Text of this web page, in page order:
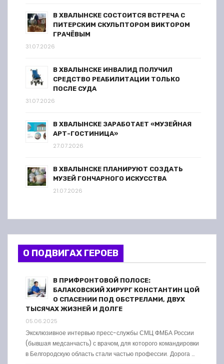
В ХВАЛЫНСКЕ СОСТОИТСЯ ВСТРЕЧА С
ПИТЕРСКИМ СКУЛЬПТОРОМ ВИКТОРОМ
ГРАЧЁВЫМ
31.07.2026
В ХВАЛЫНСКЕ ИНВАЛИД ПОЛУЧИЛ
СРЕДСТВО РЕАБИЛИТАЦИИ ТОЛЬКО
ПОСЛЕ СУДА
31.07.2026
В ХВАЛЫНСКЕ ЗАРАБОТАЕТ «МУЗЕЙНАЯ
АРТ-ГОСТИНИЦА»
27.07.2026
В ХВАЛЫНСКЕ ПЛАНИРУЮТ СОЗДАТЬ
МУЗЕЙ ГОНЧАРНОГО ИСКУССТВА
21.07.2026
О ПОДВИГАХ ГЕРОЕВ
В ПРИФРОНТОВОЙ ПОЛОСЕ:
БАЛАКОВСКИЙ ХИРУРГ КОНСТАНТИН ЦОЙ
О СПАСЕНИИ ПОД ОБСТРЕЛАМИ, ДВУХ
ТЫСЯЧАХ ЖИЗНЕЙ И ДОЛГЕ
05.06.2025
Эксклюзивное интервью пресс-службы СМЦ ФМБА России
(бывшая медсанчасть) с врачом, для которого командировки
в Белгородскую область стали частью профессии. Дорога …